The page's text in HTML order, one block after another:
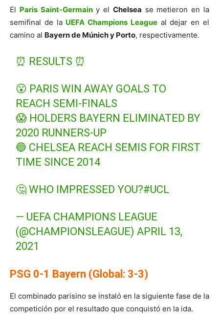
El Paris Saint-Germainy el Chelsea se metieron en la
semifinal de la UEFA Champions Leagueal dejar en el
camino al Bayern de Múnich y Porto, respectivamente.
⏰ RESULTS ⏰
😮 PARIS WIN AWAY GOALS TO
REACH SEMI-FINALS
😱 HOLDERS BAYERN ELIMINATED BY
2020 RUNNERS-UP
🔵 CHELSEA REACH SEMIS FOR FIRST
TIME SINCE 2014
🤔 WHO IMPRESSED YOU?#UCL
— UEFA CHAMPIONS LEAGUE
(@CHAMPIONSLEAGUE)APRIL 13,
2021
PSG 0-1 Bayern (Global: 3-3)
El combinado parisino se instaló en la siguiente fase de la
competición por el resultado que conquistó en la ida.